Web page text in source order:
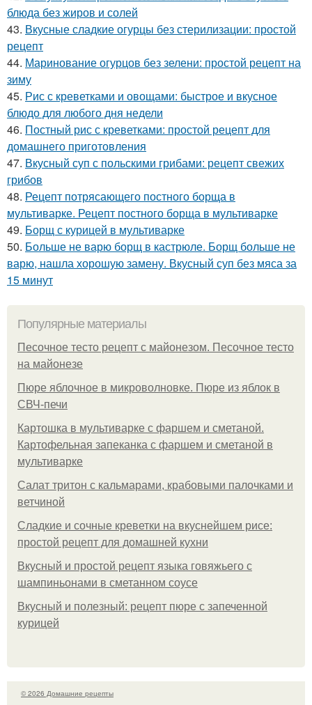
блюда без жиров и солей
43. Вкусные сладкие огурцы без стерилизации: простой
рецепт
44. Маринование огурцов без зелени: простой рецепт на
зиму
45. Рис с креветками и овощами: быстрое и вкусное
блюдо для любого дня недели
46. Постный рис с креветками: простой рецепт для
домашнего приготовления
47. Вкусный суп с польскими грибами: рецепт свежих
грибов
48. Рецепт потрясающего постного борща в
мультиварке. Рецепт постного борща в мультиварке
49. Борщ с курицей в мультиварке
50. Больше не варю борщ в кастрюле. Борщ больше не
варю, нашла хорошую замену. Вкусный суп без мяса за
15 минут
Популярные материалы
Песочное тесто рецепт с майонезом. Песочное тесто
на майонезе
Пюре яблочное в микроволновке. Пюре из яблок в
СВЧ-печи
Картошка в мультиварке с фаршем и сметаной.
Картофельная запеканка с фаршем и сметаной в
мультиварке
Салат тритон с кальмарами, крабовыми палочками и
ветчиной
Сладкие и сочные креветки на вкуснейшем рисе:
простой рецепт для домашней кухни
Вкусный и простой рецепт языка говяжьего с
шампиньонами в сметанном соусе
Вкусный и полезный: рецепт пюре с запеченной
курицей
© 2026 Домашние рецепты